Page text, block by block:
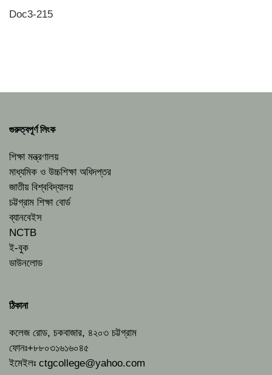
Doc3-215
গুরুত্বপূর্ণ লিংক
শিক্ষা মন্ত্রণালয়
মাধ্যমিক ও উচ্চশিক্ষা অধিদপ্তর
জাতীয় বিশ্ববিদ্যালয়
চট্টগ্রাম শিক্ষা বোর্ড
ব্যানবেইস
NCTB
ই-বুক
ডাউনলোড
ঠিকানা
কলেজ রোড, চকবাজার, ৪২০৩ চট্টগ্রাম
ফোনঃ+৮৮০৩১৬১৬০৪৫
ইমেইলঃ ctgcollege@yahoo.com